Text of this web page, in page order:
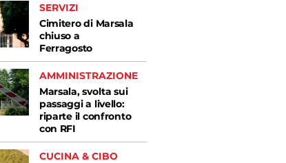
SERVIZI
Cimitero di Marsala
chiuso a
Ferragosto
AMMINISTRAZIONE
Marsala, svolta sui
passaggi a livello:
riparte il confronto
con RFI
CUCINA & CIBO